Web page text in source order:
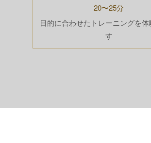
20〜25分
目的に合わせたトレーニングを体
す